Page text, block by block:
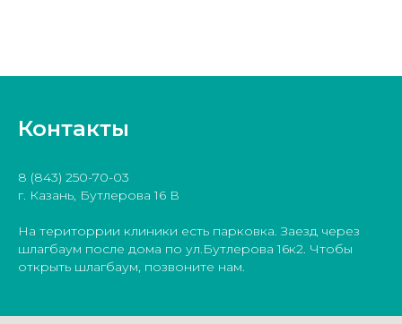
Контакты
8 (843) 250-70-03
г. Казань, Бутлерова 16 В
На територрии клиники есть парковка. Заезд через
шлагбаум после дома по ул.Бутлерова 16к2. Чтобы
открыть шлагбаум, позвоните нам.